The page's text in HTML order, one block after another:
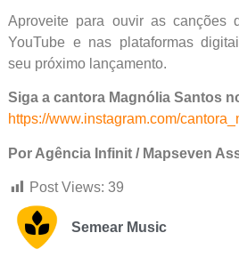
Aproveite para ouvir as canções
YouTube e nas plataformas
seu próximo lançamento.
Siga a cantora Magnólia Santos
https://www.instagram.com/
Por Agência Infinit / Mapseven
Post Views: 39
Semear Music